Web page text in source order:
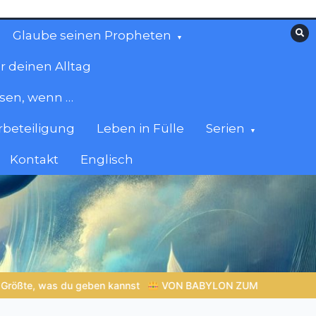
Glaube seinen Propheten
deinen Alltag
wenn …
Leben in Fülle Serien
Kontakt Englisch
ZUM EWIGEN REICH | Kap.1 – Miniserie 4: